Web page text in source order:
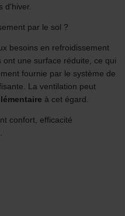
d'hiver.
par le sol ?
besoins en refroidissement
une surface réduite, ce qui
fournie par le système de
La ventilation peut
à cet égard.
confort, efficacité